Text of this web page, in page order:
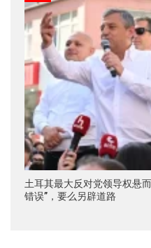
土耳其最大反对党领导权悬
错误”，要么另辟道路